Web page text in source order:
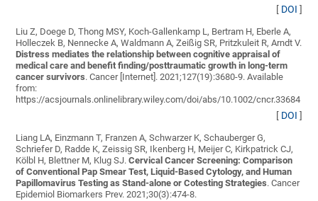
[ DOI ]
Liu Z, Doege D, Thong MSY, Koch-Gallenkamp L, Bertram H, Eberle A,
Holleczek B, Nennecke A, Waldmann A, Zeißig SR, Pritzkuleit R, Arndt V.
Distress mediates the relationship between cognitive appraisal of
medical care and benefit finding/posttraumatic growth in long-term
cancer survivors. Cancer [Internet]. 2021;127(19):3680-9. Available
from:
https://acsjournals.onlinelibrary.wiley.com/doi/abs/10.1002/cncr.33684
[ DOI ]
Liang LA, Einzmann T, Franzen A, Schwarzer K, Schauberger G,
Schriefer D, Radde K, Zeissig SR, Ikenberg H, Meijer C, Kirkpatrick CJ,
Kölbl H, Blettner M, Klug SJ.Cervical Cancer Screening: Comparison
of Conventional Pap Smear Test, Liquid-Based Cytology, and Human
Papillomavirus Testing as Stand-alone or Cotesting Strategies. Cancer
Epidemiol Biomarkers Prev. 2021;30(3):474-8.